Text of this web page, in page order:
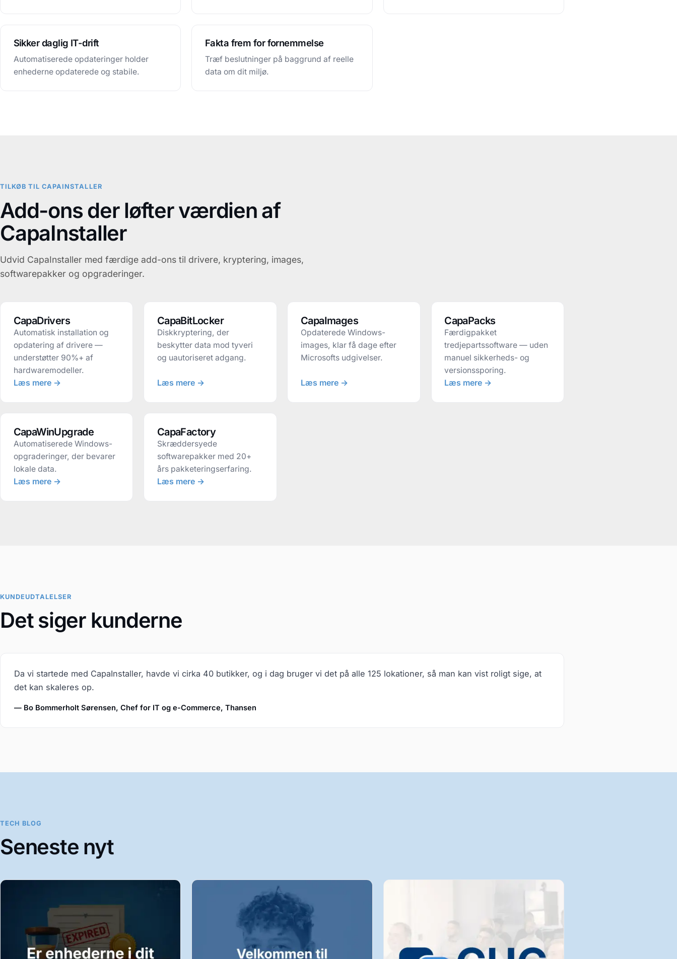
Sikker daglig IT-drift
Automatiserede opdateringer holder
enhederne opdaterede og stabile.
Fakta frem for fornemmelse
Træf beslutninger på baggrund af reelle
data om dit miljø.
TILKØB TIL CAPAINSTALLER
Add-ons der løfter værdien af
CapaInstaller
Udvid CapaInstaller med færdige add-ons til drivere, kryptering, images,
softwarepakker og opgraderinger.
CapaDrivers
Automatisk installation og
opdatering af drivere —
understøtter 90%+ af
hardwaremodeller.
Læs mere →
CapaBitLocker
Diskkryptering, der
beskytter data mod tyveri
og uautoriseret adgang.
Læs mere →
CapaImages
Opdaterede Windows-
images, klar få dage efter
Microsofts udgivelser.
Læs mere →
CapaPacks
Færdigpakket
tredjepartssoftware — uden
manuel sikkerheds- og
versionssporing.
Læs mere →
CapaWinUpgrade
Automatiserede Windows-
opgraderinger, der bevarer
lokale data.
Læs mere →
CapaFactory
Skræddersyede
softwarepakker med 20+
års pakketeringserfaring.
Læs mere →
KUNDEUDTALELSER
Det siger kunderne
Da vi startede med CapaInstaller, havde vi cirka 40 butikker, og i dag bruger vi det på alle 125 lokationer, så man kan vist roligt sige, at
det kan skaleres op.
— Bo Bommerholt Sørensen, Chef for IT og e-Commerce, Thansen
TECH BLOG
Seneste nyt